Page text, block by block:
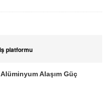
platformu
Alaşım Güç